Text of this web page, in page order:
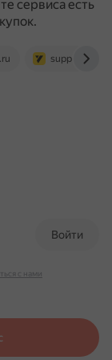
сервиса есть
Войти
с нами